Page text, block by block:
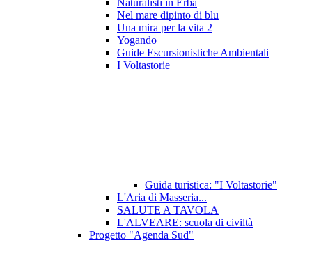
Naturalisti in Erba
Nel mare dipinto di blu
Una mira per la vita 2
Yogando
Guide Escursionistiche Ambientali
I Voltastorie
Guida turistica: "I Voltastorie"
L'Aria di Masseria...
SALUTE A TAVOLA
L'ALVEARE: scuola di civiltà
Progetto "Agenda Sud"